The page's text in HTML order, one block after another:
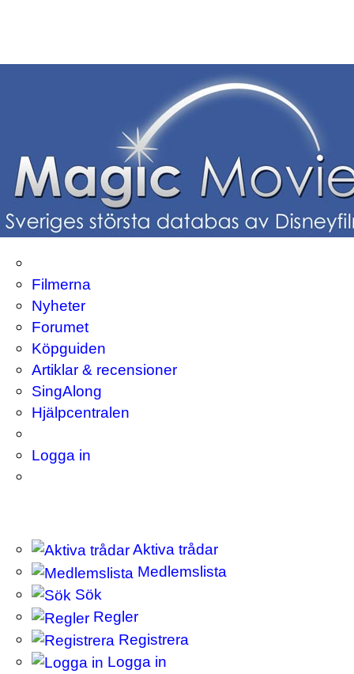
Filmerna
Nyheter
Forumet
Köpguiden
Artiklar & recensioner
SingAlong
Hjälpcentralen
Logga in
Aktiva trådar
Medlemslista
Sök
Regler
Registrera
Logga in